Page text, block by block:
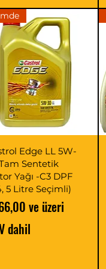
Edge LL 5W-
Sentetik
Yağı -C3 DPF
5 Litre Seçimli)
ve üzeri
Fiyat
dahil